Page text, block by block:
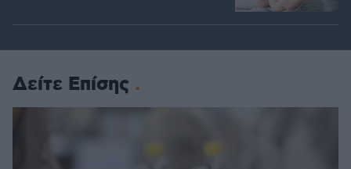
Δείτε Επίσης